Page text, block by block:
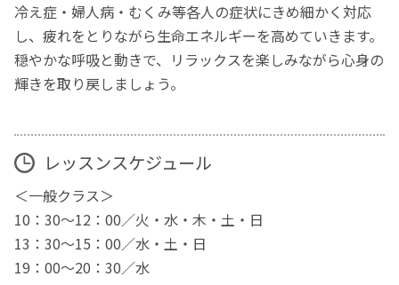
冷え症・婦人病・むくみ等各人の症状にきめ細かく対応
し、疲れをとりながら生命エネルギーを高めていきます。
穏やかな呼吸と動きで、リラックスを楽しみながら心身の
輝きを取り戻しましょう。
レッスンスケジュール
＜一般クラス＞
10：30～12：00／火・水・木・土・日
13：30～15：00／水・土・日
19：00～20：30／水